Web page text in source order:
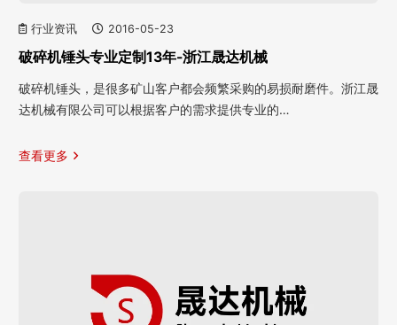
行业资讯 2016-05-23
破碎机锤头专业定制13年-浙江晟达机械
破碎机锤头，是很多矿山客户都会频繁采购的易损耐磨件。浙江晟
达机械有限公司可以根据客户的需求提供专业的…
查看更多